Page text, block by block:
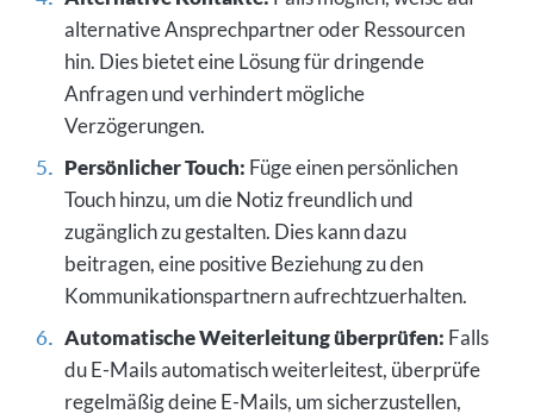
alternative Ansprechpartner oder Ressourcen
hin. Dies bietet eine Lösung für dringende
Anfragen und verhindert mögliche
Verzögerungen.
Persönlicher Touch: Füge einen persönlichen
Touch hinzu, um die Notiz freundlich und
zugänglich zu gestalten. Dies kann dazu
beitragen, eine positive Beziehung zu den
Kommunikationspartnern aufrechtzuerhalten.
Automatische Weiterleitung überprüfen: Falls
du E-Mails automatisch weiterleitest, überprüfe
regelmäßig deine E-Mails, um sicherzustellen,